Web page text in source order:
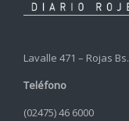
Lavalle 471 – Rojas
Teléfono
(02475) 46 6000